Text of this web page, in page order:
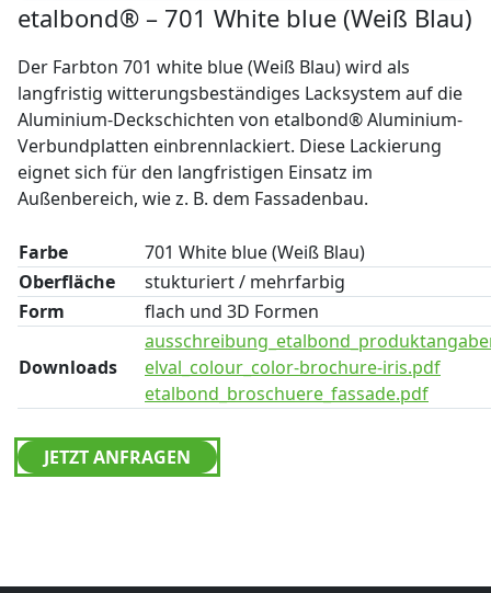
etalbond® – 701 White blue (Weiß Blau)
Der Farbton 701 white blue (Weiß Blau) wird als
langfristig witterungsbeständiges Lacksystem auf die
Aluminium-Deckschichten von etalbond® Aluminium-
Verbundplatten einbrennlackiert. Diese Lackierung
eignet sich für den langfristigen Einsatz im
Außenbereich, wie z. B. dem Fassadenbau.
Farbe
701 White blue (Weiß Blau)
Oberfläche
stukturiert / mehrfarbig
Form
flach und 3D Formen
Downloads
elval_colour_color-brochure-iris.pdf
etalbond_broschuere_fassade.pdf
JETZT ANFRAGEN